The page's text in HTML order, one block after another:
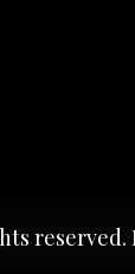
reserved.